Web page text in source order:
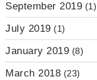
September 2019 (1)
July 2019 (1)
January 2019 (8)
March 2018 (23)